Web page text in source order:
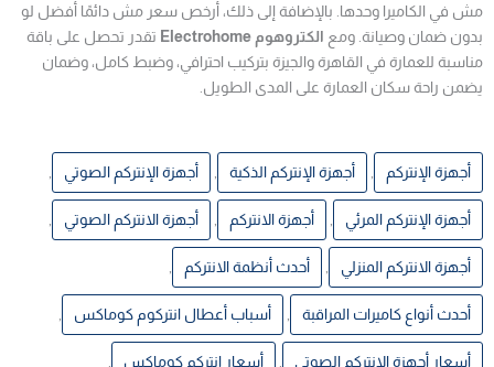
مش في الكاميرا وحدها. بالإضافة إلى ذلك، أرخص سعر مش دائمًا أفضل لو
بدون ضمان وصيانة. ومع الكتروهوم Electrohome
تقدر تحصل على باقة
مناسبة للعمارة في القاهرة والجيزة بتركيب احترافي، وضبط كامل، وضمان
يضمن راحة سكان العمارة على المدى الطويل.
أجهزة الإنتركم أجهزة الإنتركم الذكية أجهزة الإنتركم الصوتي
أجهزة الإنتركم المرئي أجهزة الانتركم أجهزة الانتركم الصوتي
أجهزة الانتركم المنزلي أحدث أنظمة الانتركم
أحدث أنواع كاميرات المراقبة أسباب أعطال انتركوم كوماكس
أسعار أجهزة الانتركم الصوتي أسعار انتركم كوماكس